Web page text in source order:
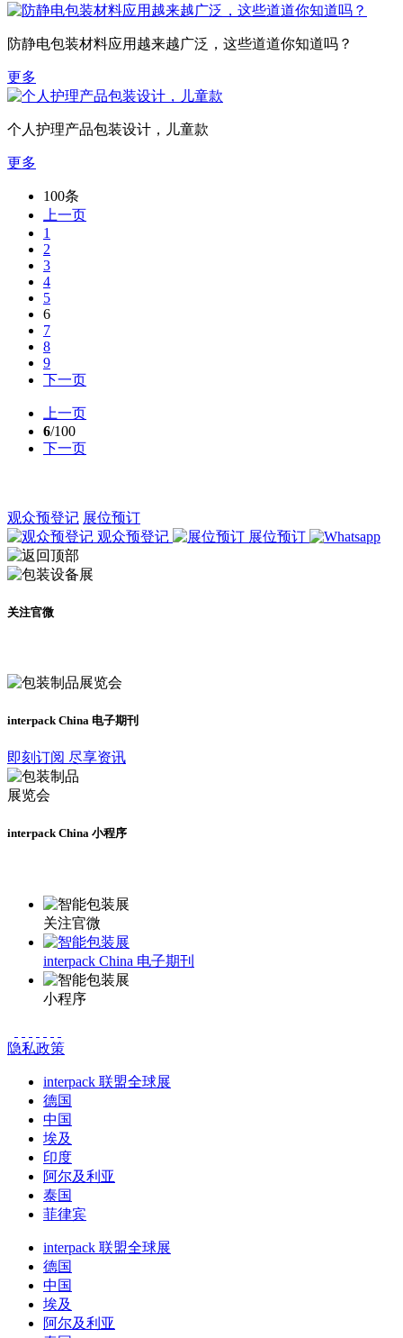
防静电包装材料应用越来越广泛，这些道道你知道吗？
更多
个人护理产品包装设计，儿童款
更多
100条
上一页
1
2
3
4
5
6
7
8
9
下一页
上一页
6/100
下一页
观众预登记 展位预订
观众预登记
展位预订
关注官微
interpack China 电子期刊
即刻订阅 尽享资讯
interpack China 小程序
关注官微
interpack China 电子期刊
小程序
隐私政策
interpack 联盟全球展
德国
中国
埃及
印度
阿尔及利亚
泰国
菲律宾
interpack 联盟全球展
德国
中国
埃及
阿尔及利亚